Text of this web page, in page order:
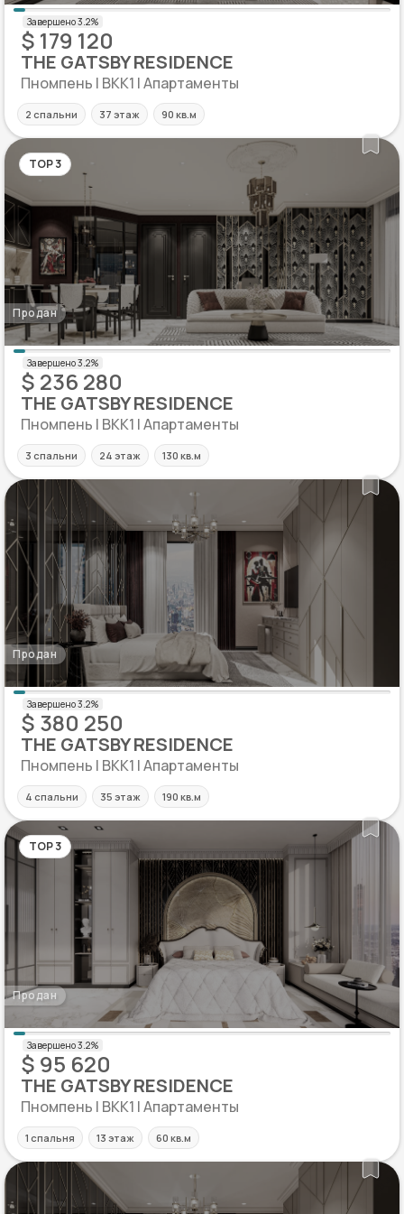
$ 179 120
THE GATSBY RESIDENCE
Пномпень | BKK1 | Апартаменты
2 спальни 37 этаж 90 кв.м
TOP 3
Продан
$ 236 280
THE GATSBY RESIDENCE
Пномпень | BKK1 | Апартаменты
3 спальни 24 этаж 130 кв.м
Продан
$ 380 250
THE GATSBY RESIDENCE
Пномпень | BKK1 | Апартаменты
4 спальни 35 этаж 190 кв.м
TOP 3
Продан
$ 95 620
THE GATSBY RESIDENCE
Пномпень | BKK1 | Апартаменты
1 спальня 13 этаж 60 кв.м